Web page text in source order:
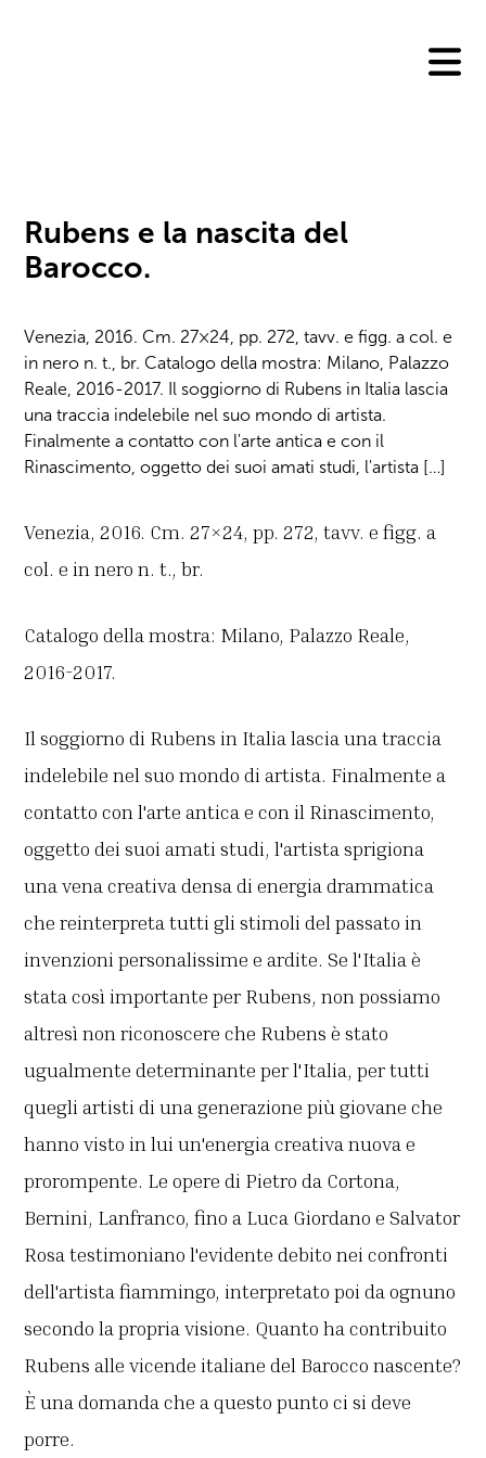
Rubens e la nascita del
Barocco.
Venezia, 2016. Cm. 27×24, pp. 272, tavv. e figg. a col. e
in nero n. t., br. Catalogo della mostra: Milano, Palazzo
Reale, 2016-2017. Il soggiorno di Rubens in Italia lascia
una traccia indelebile nel suo mondo di artista.
Finalmente a contatto con l'arte antica e con il
Rinascimento, oggetto dei suoi amati studi, l'artista […]
Venezia, 2016. Cm. 27×24, pp. 272, tavv. e figg. a
col. e in nero n. t., br.
Catalogo della mostra: Milano, Palazzo Reale,
2016-2017.
Il soggiorno di Rubens in Italia lascia una traccia
indelebile nel suo mondo di artista. Finalmente a
contatto con l'arte antica e con il Rinascimento,
oggetto dei suoi amati studi, l'artista sprigiona
una vena creativa densa di energia drammatica
che reinterpreta tutti gli stimoli del passato in
invenzioni personalissime e ardite. Se l'Italia è
stata così importante per Rubens, non possiamo
altresì non riconoscere che Rubens è stato
ugualmente determinante per l'Italia, per tutti
quegli artisti di una generazione più giovane che
hanno visto in lui un'energia creativa nuova e
prorompente. Le opere di Pietro da Cortona,
Bernini, Lanfranco, fino a Luca Giordano e Salvator
Rosa testimoniano l'evidente debito nei confronti
dell'artista fiammingo, interpretato poi da ognuno
secondo la propria visione. Quanto ha contribuito
Rubens alle vicende italiane del Barocco nascente?
È una domanda che a questo punto ci si deve
porre.